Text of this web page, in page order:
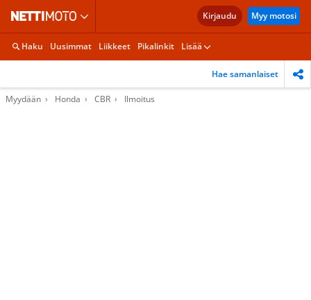
Kirjaudu Myy motosi
Haku Uusimmat Liikkeet Pikalinkit Lisää
Hae samanlaiset
Myydään Honda CBR Ilmoitus